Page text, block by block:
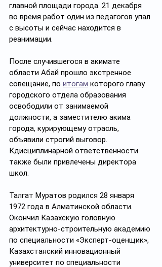
главной площади города. 21 декабря
во время работ один из педагогов упал
с высоты и сейчас находится в
реанимации.
После случившегося в акимате
области Абай прошло экстренное
совещание, по итогам которого главу
городского отдела образования
освободили от занимаемой
должности, а заместителю акима
города, курирующему отрасль,
объявили строгий выговор.
Кдисциплинарной ответственности
также были привлечены директора
школ.
Талгат Муратов родился 28 января
1972 года в Алматинской области.
Окончил Казахскую головную
архитектурно-строительную академию
по специальности «Эксперт-оценщик»,
Казахстанский инновационный
университет по специальности